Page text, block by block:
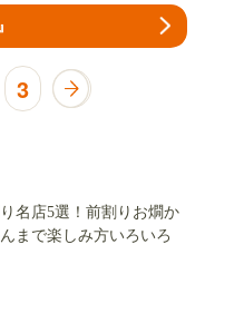
3
名店5選！前割りお燗か
まで楽しみ方いろいろ